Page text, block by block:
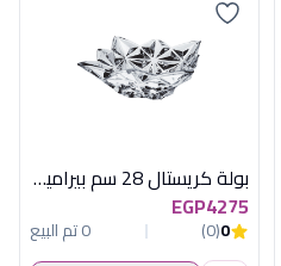
بولة كريستال 28 سم بيراميد بوهيمى
EGP4275
0
(0)
0 تم البيع